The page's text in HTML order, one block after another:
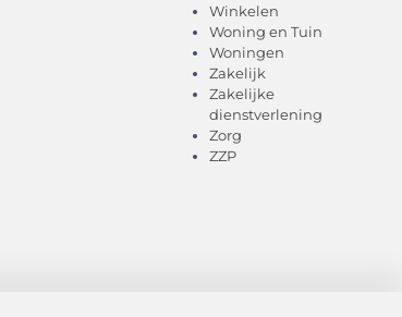
Winkelen
Woning en Tuin
Woningen
Zakelijk
Zakelijke
dienstverlening
Zorg
ZZP